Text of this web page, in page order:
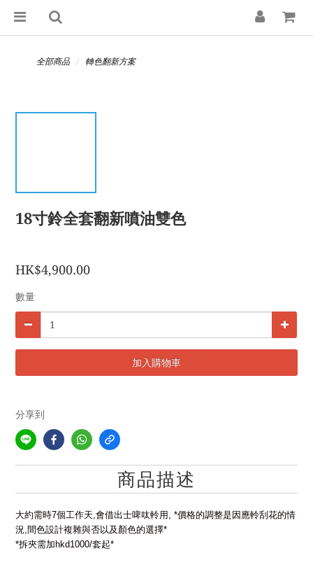
全部商品 轉色翻新方案
18寸鈴全套翻新噴油雙色
HK$4,900.00
數量
加入購物車
分享到
商品描述
大約需時7個工作天,會借出士啤呔軨用 , *價格的調整是因應軨刮花的情
況,間色設計複雜與否以及顏色的選擇*
*拆夾需加 hkd1000/套起*